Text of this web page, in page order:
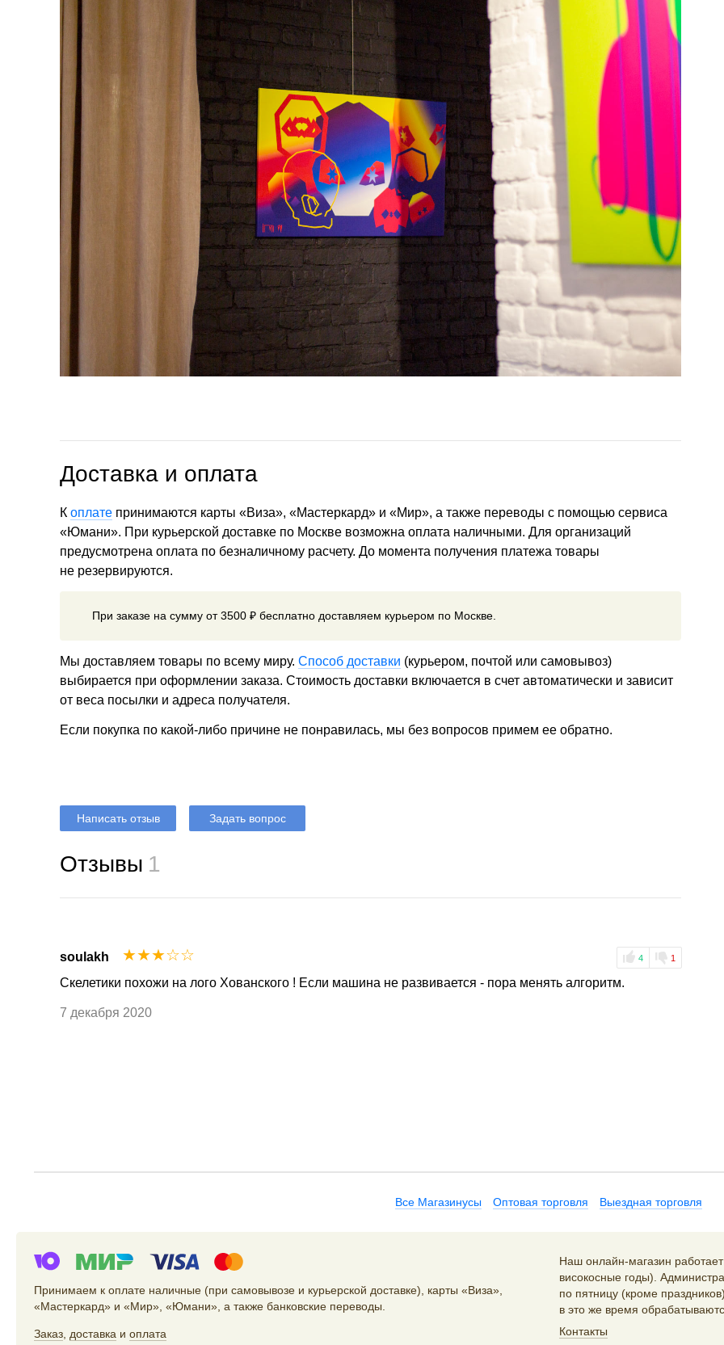
Доставка и оплата
К оплате принимаются карты «Виза», «Мастеркард» и «Мир», а также переводы с помощью сервиса
«Юмани». При курьерской доставке по Москве возможна оплата наличными. Для организаций
предусмотрена оплата по безналичному расчету. До момента получения платежа товары
не резервируются.
При заказе на сумму от 3500 ₽ бесплатно доставляем курьером по Москве.
Мы доставляем товары по всему миру. Способ доставки (курьером, почтой или самовывоз)
выбирается при оформлении заказа. Стоимость доставки включается в счет автоматически и зависит
от веса посылки и адреса получателя.
Если покупка по какой-либо причине не понравилась, мы без вопросов примем ее обратно.
Написать отзыв Задать вопрос
Отзывы 1
soulakh 4 1
☆
☆
☆
☆
☆
Скелетики похожи на лого Хованского ! Если машина не развивается - пора менять алгоритм.
7 декабря 2020
Все Магазинусы Оптовая торговля Выездная торговля
Принимаем к оплате наличные (при самовывозе и курьерской доставке), карты «Виза»,
«Мастеркард» и «Мир», «Юмани», а также банковские переводы.
Заказ доставка и оплата
Наш онлайн-магазин
високосные годы).
по пятницу (кроме
в это же время
Контакты